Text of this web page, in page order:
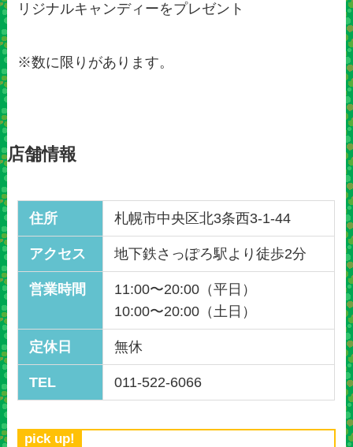
リジナルキャンディーをプレゼント
※数に限りがあります。
店舗情報
住所 札幌市中央区北3条西3-1-44
アクセス 地下鉄さっぽろ駅より徒歩2分
営業時間
11:00〜20:00（平日）
10:00〜20:00（土日）
定休日 無休
TEL 011-522-6066
pick up!